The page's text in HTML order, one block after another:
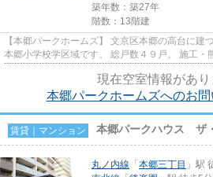
築年数：築27年
階数：13階建
【本郷パークホームズ】 文京区本郷の高台に建
本郷小学校学区域です。 総戸数４９戸。 施工・
現在空室情報があり
本郷パークホームズへのお
賃貸｜マンション 本郷パークハウス ザ
丸ノ内線 「 本郷三丁目 」駅